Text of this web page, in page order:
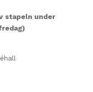
stapeln under